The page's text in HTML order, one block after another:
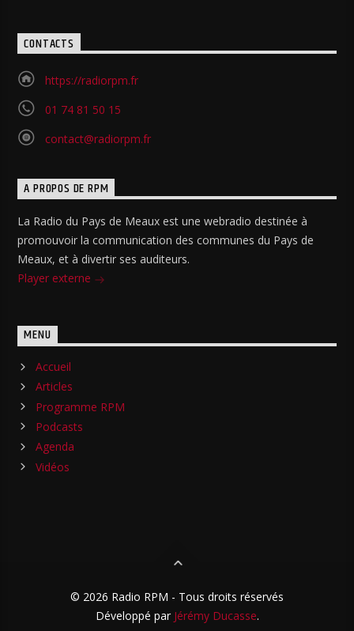
CONTACTS
https://radiorpm.fr
01 74 81 50 15
contact@radiorpm.fr
A PROPOS DE RPM
La Radio du Pays de Meaux est une webradio destinée à
promouvoir la communication des communes du Pays de
Meaux, et à divertir ses auditeurs.
Player externe
MENU
Accueil
Articles
Programme RPM
Podcasts
Agenda
Vidéos
© 2026 Radio RPM - Tous droits réservés
Développé parJérémy Ducasse.